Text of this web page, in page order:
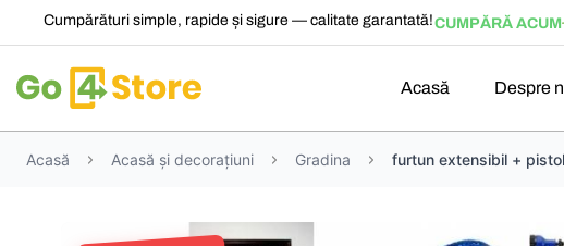
Cumpărături simple, rapide și sigure — calitate garantată!CUMPĂRĂ ACUM
Acasă Despre
Acasă Acasă și decorațiuni Gradina furtun extensibil +